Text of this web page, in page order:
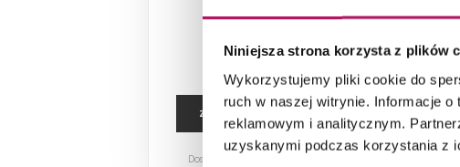
Niniejsza strona korzysta z plików
Wykorzystujemy pliki cookie do
ruch w naszej witrynie. Informacje
reklamowym i analitycznym.
uzyskanymi podczas korzystania z
ZOBACZ PRODUKT
Dostępność: